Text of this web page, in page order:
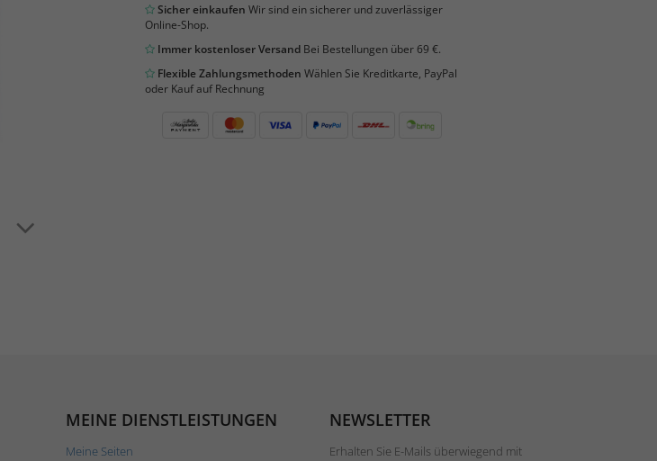
Sicher einkaufen Wir sind ein sicherer und zuverlässiger
Online-Shop.
Immer kostenloser VersandBei Bestellungen über 69 €.
Flexible Zahlungsmethoden Wählen Sie Kreditkarte, PayPal
oder Kauf auf Rechnung
MEINE DIENSTLEISTUNGEN
Meine Seiten
NEWSLETTER
Erhalten Sie E-Mails überwiegend mit